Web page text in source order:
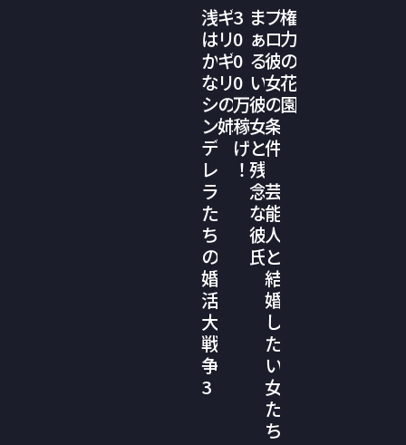
浅
は
か
な
シ
ン
デ
レ
ラ
た
ち
の
婚
活
大
戦
争
3
ギ
リ
ギ
リ
の
姉
3
0
0
0
万
稼
げ
！
ま
ぁ
る
い
彼
女
と
残
念
な
彼
氏
プ
ロ
彼
女
の
条
件
芸
能
人
と
結
婚
し
た
い
女
た
ち
権
力
の
花
園